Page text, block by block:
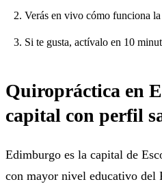
Verás en vivo cómo funciona
Si te gusta, actívalo en 10
Quiropráctica en
capital con perfil
Edimburgo es la capital de
con mayor nivel educativo del